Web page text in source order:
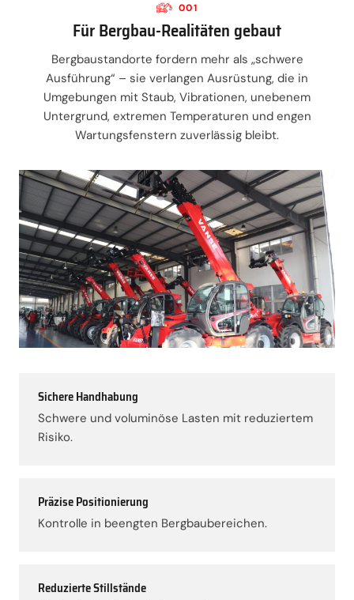
001
Für Bergbau-Realitäten gebaut
Bergbaustandorte fordern mehr als „schwere
Ausführung“ – sie verlangen Ausrüstung, die in
Umgebungen mit Staub, Vibrationen, unebenem
Untergrund, extremen Temperaturen und engen
Wartungsfenstern zuverlässig bleibt.
Sichere Handhabung
Schwere und voluminöse Lasten mit reduziertem
Risiko.
Präzise Positionierung
Kontrolle in beengten Bergbaubereichen.
Reduzierte Stillstände